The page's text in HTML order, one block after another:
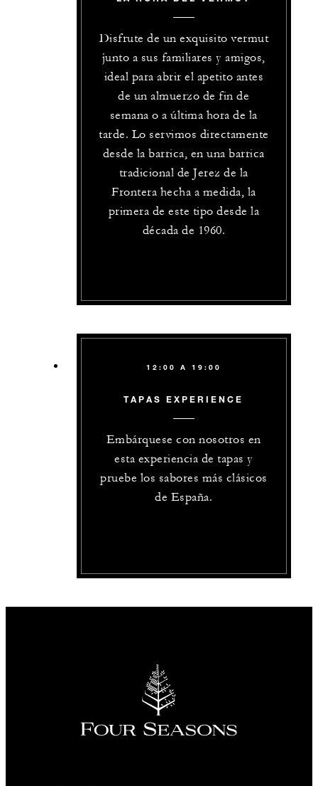
Disfrute de un exquisito vermut
junto a sus familiares y amigos,
ideal para abrir el apetito antes
de un almuerzo de fin de
semana o a última hora de la
tarde. Lo servimos directamente
desde la barrica, en una barrica
tradicional de Jerez de la
Frontera hecha a medida, la
primera de este tipo desde la
década de 1960.
12:00 A 19:00
TAPAS EXPERIENCE
Embárquese con nosotros en
esta experiencia de tapas y
pruebe los sabores más clásicos
de España.